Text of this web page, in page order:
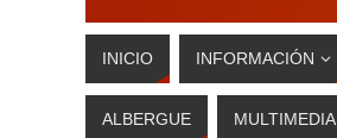
INICIO INFORMACIÓN
ALBERGUE MULTIMEDIA